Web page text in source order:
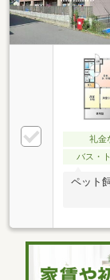
礼金
バス・
ペット